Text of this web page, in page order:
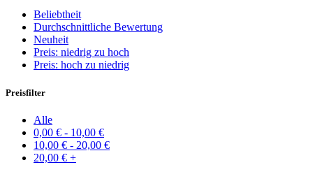
Beliebtheit
Durchschnittliche Bewertung
Neuheit
Preis: niedrig zu hoch
Preis: hoch zu niedrig
Preisfilter
Alle
0,00 € - 10,00 €
10,00 € - 20,00 €
20,00 € +